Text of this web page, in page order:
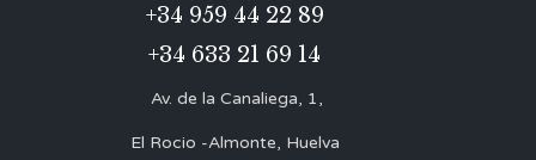
+34 959 44 22 89
+34 633 21 69 14
Av. de la Canaliega, 1,
El Rocio -Almonte, Huelva